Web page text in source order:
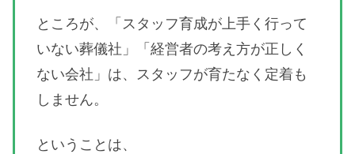
ところが、「スタッフ育成が上手く行って
いない葬儀社」「経営者の考え方が正しく
ない会社」は、スタッフが育たなく定着も
しません。
ということは、